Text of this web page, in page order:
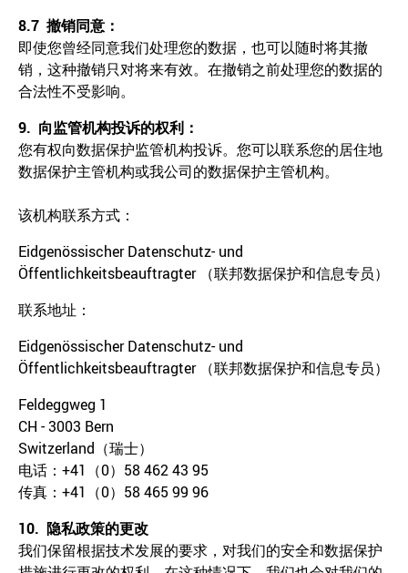
8.7 撤销同意：
即使您曾经同意我们处理您的数据，也可以随时将其撤
销，这种撤销只对将来有效。在撤销之前处理您的数据的
合法性不受影响。
9. 向监管机构投诉的权利：
您有权向数据保护监管机构投诉。您可以联系您的居住地
数据保护主管机构或我公司的数据保护主管机构。
该机构联系方式：
Eidgenössischer Datenschutz- und
Öffentlichkeitsbeauftragter （联邦数据保护和信息专员）
联系地址：
Eidgenössischer Datenschutz- und
Öffentlichkeitsbeauftragter （联邦数据保护和信息专员）
Feldeggweg 1
CH - 3003 Bern
Switzerland（瑞士）
电话：+41（0）58 462 43 95
传真：+41（0）58 465 99 96
10. 隐私政策的更改
我们保留根据技术发展的要求，对我们的安全和数据保护